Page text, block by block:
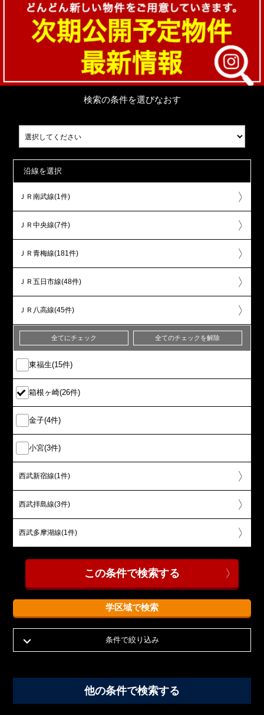
検索の条件を選びなおす
沿線を選択
ＪＲ南武線(1件)
ＪＲ中央線(7件)
ＪＲ青梅線(181件)
ＪＲ五日市線(48件)
ＪＲ八高線(45件)
全てにチェック 全てのチェックを解除
東福生(15件)
箱根ヶ崎(26件)
金子(4件)
小宮(3件)
西武新宿線(1件)
西武拝島線(3件)
西武多摩湖線(1件)
学区域で検索
条件で絞り込み
他の条件で検索する